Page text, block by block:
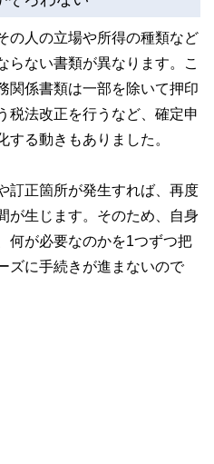
筆体制を築くことで、内容のわかり
、読み応えのあるコンテンツと確か
ます。
い生活のアイデアを提供するお金の
します。
の人の立場や所得の種類など
らない書類が異なります。こ
関係書類は一部を除いて押印
税法改正を行うなど、確定申
する動きもありました。
訂正箇所が発生すれば、再度
が生じます。そのため、自身
何が必要なのかを1つずつ把
ズに手続きが進まないので